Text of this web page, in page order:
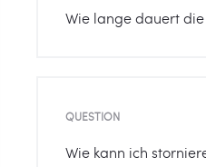
Wie lange dauert
QUESTION
Wie kann ich